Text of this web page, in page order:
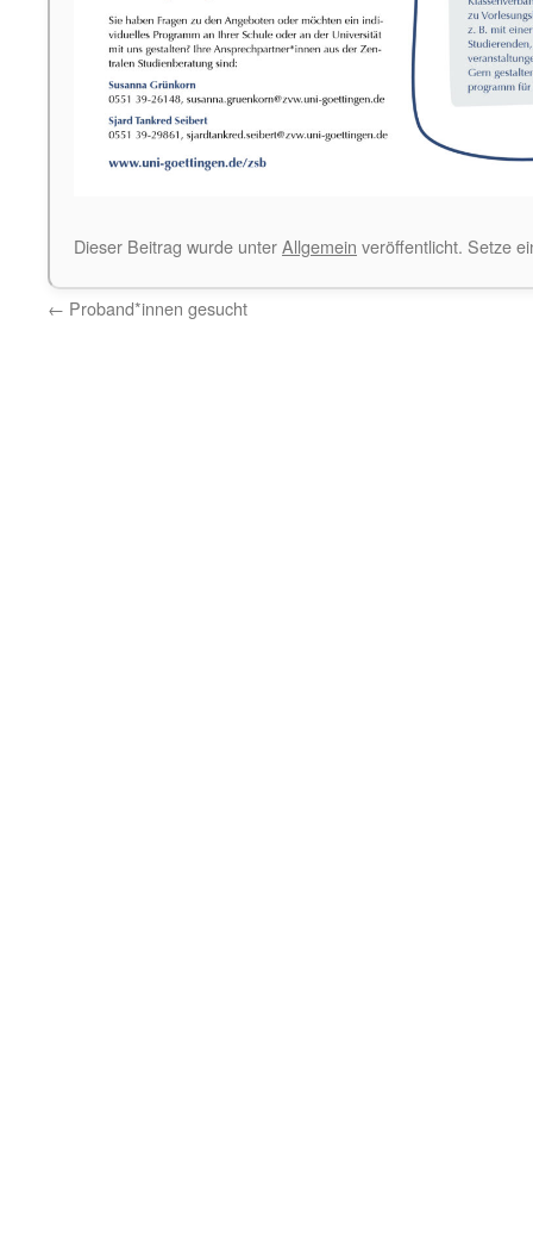
Dieser Beitrag wurde unterAllgemein veröffentlicht. Setze
← Proband*innen gesucht